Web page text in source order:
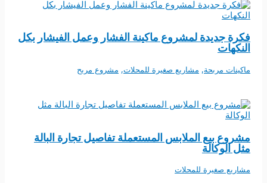
فكرة جديدة لمشروع ماكينة الفشار وعمل الفيشار بكل
النكهات
ماكينات مربحة, مشاريع صغيرة للمحلات, مشروع مربح
مشروع بيع الملابس المستعملة تفاصيل تجارة البالة
مثل الوكالة
مشاريع صغيرة للمحلات